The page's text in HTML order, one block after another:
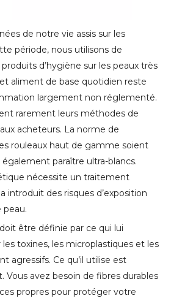
de notre vie assis sur les
période, nous utilisons de
d’hygiène sur les peaux très
aliment de base quotidien reste
largement non réglementé.
rarement leurs méthodes de
acheteurs. La norme de
rouleaux haut de gamme soient
paraître ultra-blancs.
nécessite un traitement
introduit des risques d’exposition
être définie par ce qui lui
toxines, les microplastiques et les
agressifs. Ce qu’il utilise est
avez besoin de fibres durables
propres pour protéger votre